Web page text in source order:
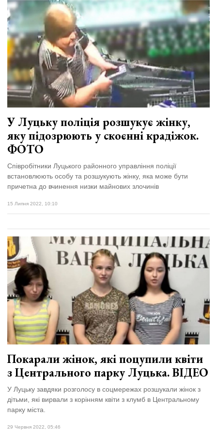
У Луцьку поліція розшукує жінку,
яку підозрюють у скоєнні крадіжок.
ФОТО
Співробітники Луцького районного управління поліції
встановлюють особу та розшукують жінку, яка може бути
причетна до вчинення низки майнових злочинів
15 Липня 2022, 10:10
Покарали жінок, які поцупили квіти
з Центрального парку Луцька. ВІДЕО
У Луцьку завдяки розголосу в соцмережах розшукали жінок з
дітьми, які вирвали з корінням квіти з клумб в Центральному
парку міста.
29 Червня 2022, 05:46